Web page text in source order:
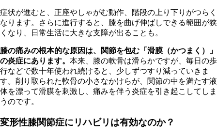
症状が進むと、正座やしゃがむ動作、階段の上り下りがつらく
なります。さらに進行すると、膝を曲げ伸ばしできる範囲が狭
くなり、日常生活に大きな支障が出ることも。
膝の痛みの根本的な原因は、関節を包む「滑膜（かつまく）」
の炎症にあります。 本来、膝の軟骨は滑らかですが、毎日の歩
行などで数十年使われ続けると、少しずつすり減っていきま
す。削り取られた軟骨の小さなかけらが、関節の中を満たす液
体を漂って滑膜を刺激し、痛みを伴う炎症を引き起こしてしま
うのです。
変形性膝関節症にリハビリは有効なのか？